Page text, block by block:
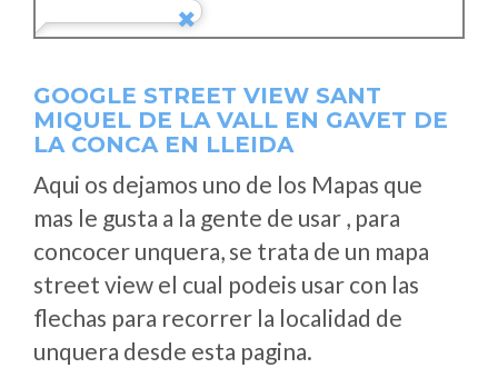
GOOGLE STREET VIEW SANT
MIQUEL DE LA VALL EN GAVET DE
LA CONCA EN LLEIDA
Aqui os dejamos uno de los Mapas que
mas le gusta a la gente de usar , para
concocer unquera, se trata de un mapa
street view el cual podeis usar con las
flechas para recorrer la localidad de
unquera desde esta pagina.